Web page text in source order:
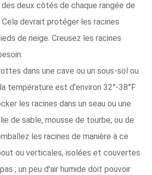
deux côtés de chaque rangée de
devrait protéger les racines
de neige. Creusez les racines
dans une cave ou un sous-sol ou
température est d'environ 32°-38°F
les racines dans un seau ou une
de sable, mousse de tourbe, ou de
les racines de manière à ce
ou verticales, isolées et couvertes
; un peu d'air humide doit pouvoir